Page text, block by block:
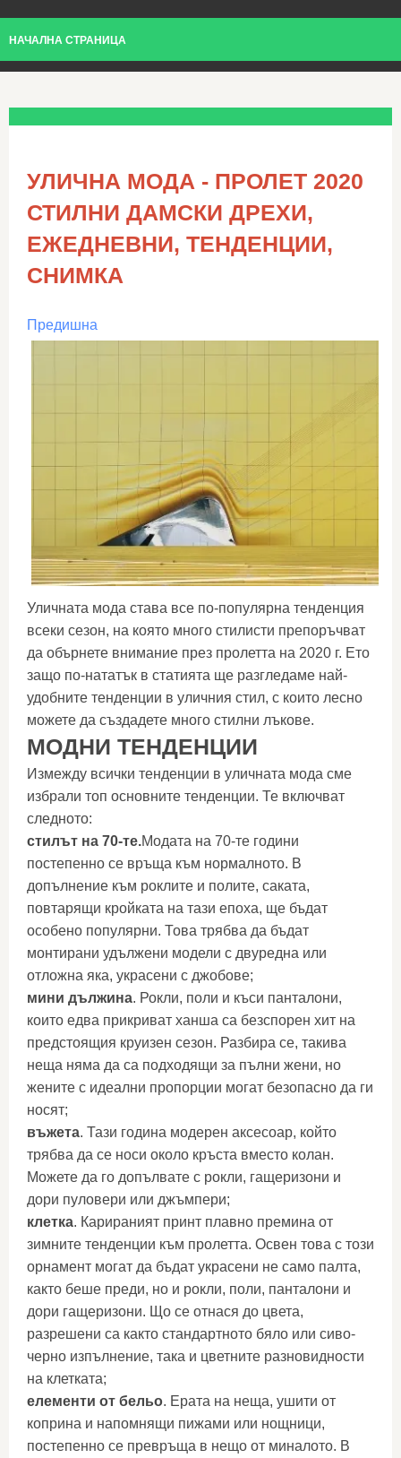
НАЧАЛНА СТРАНИЦА
УЛИЧНА МОДА - ПРОЛЕТ 2020
СТИЛНИ ДАМСКИ ДРЕХИ,
ЕЖЕДНЕВНИ, ТЕНДЕНЦИИ,
СНИМКА
Предишна
Уличната мода става все по-популярна тенденция
всеки сезон, на която много стилисти препоръчват
да обърнете внимание през пролетта на 2020 г. Ето
защо по-нататък в статията ще разгледаме най-
удобните тенденции в уличния стил, с които лесно
можете да създадете много стилни лъкове.
МОДНИ ТЕНДЕНЦИИ
Измежду всички тенденции в уличната мода сме
избрали топ основните тенденции. Те включват
следното:
стилът на 70-те.Модата на 70-те години
постепенно се връща към нормалното. В
допълнение към роклите и полите, саката,
повтарящи кройката на тази епоха, ще бъдат
особено популярни. Това трябва да бъдат
монтирани удължени модели с двуредна или
отложна яка, украсени с джобове;
мини дължина. Рокли, поли и къси панталони,
които едва прикриват ханша са безспорен хит на
предстоящия круизен сезон. Разбира се, такива
неща няма да са подходящи за пълни жени, но
жените с идеални пропорции могат безопасно да ги
носят;
въжета. Тази година модерен аксесоар, който
трябва да се носи около кръста вместо колан.
Можете да го допълвате с рокли, гащеризони и
дори пуловери или джъмпери;
клетка. Карираният принт плавно премина от
зимните тенденции към пролетта. Освен това с този
орнамент могат да бъдат украсени не само палта,
както беше преди, но и рокли, поли, панталони и
дори гащеризони. Що се отнася до цвета,
разрешени са както стандартното бяло или сиво-
черно изпълнение, така и цветните разновидности
на клетката;
елементи от бельо. Ерата на неща, ушити от
коприна и напомнящи пижами или нощници,
постепенно се превръща в нещо от миналото. В